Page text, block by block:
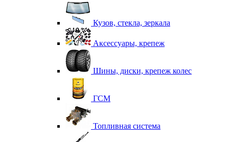
Кузов, стекла, зеркала
Аксессуары, крепеж
Шины, диски, крепеж колес
ГСМ
Топливная система